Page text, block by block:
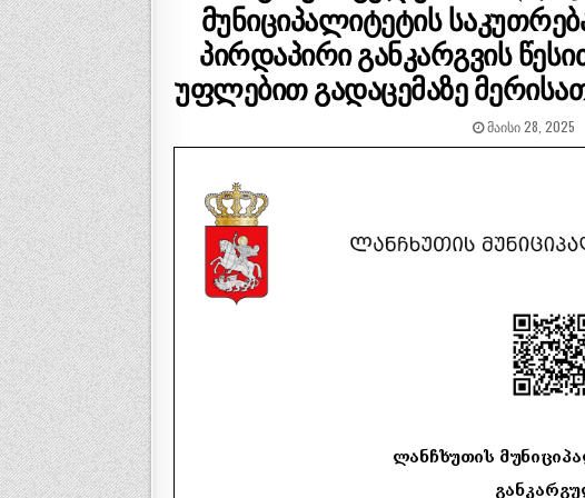
მუნიციპალიტეტის
პირდაპირი განკარგვის
უფლებით გადაცემაზე
ᲛᲐᲘᲡᲘ 28, 2025